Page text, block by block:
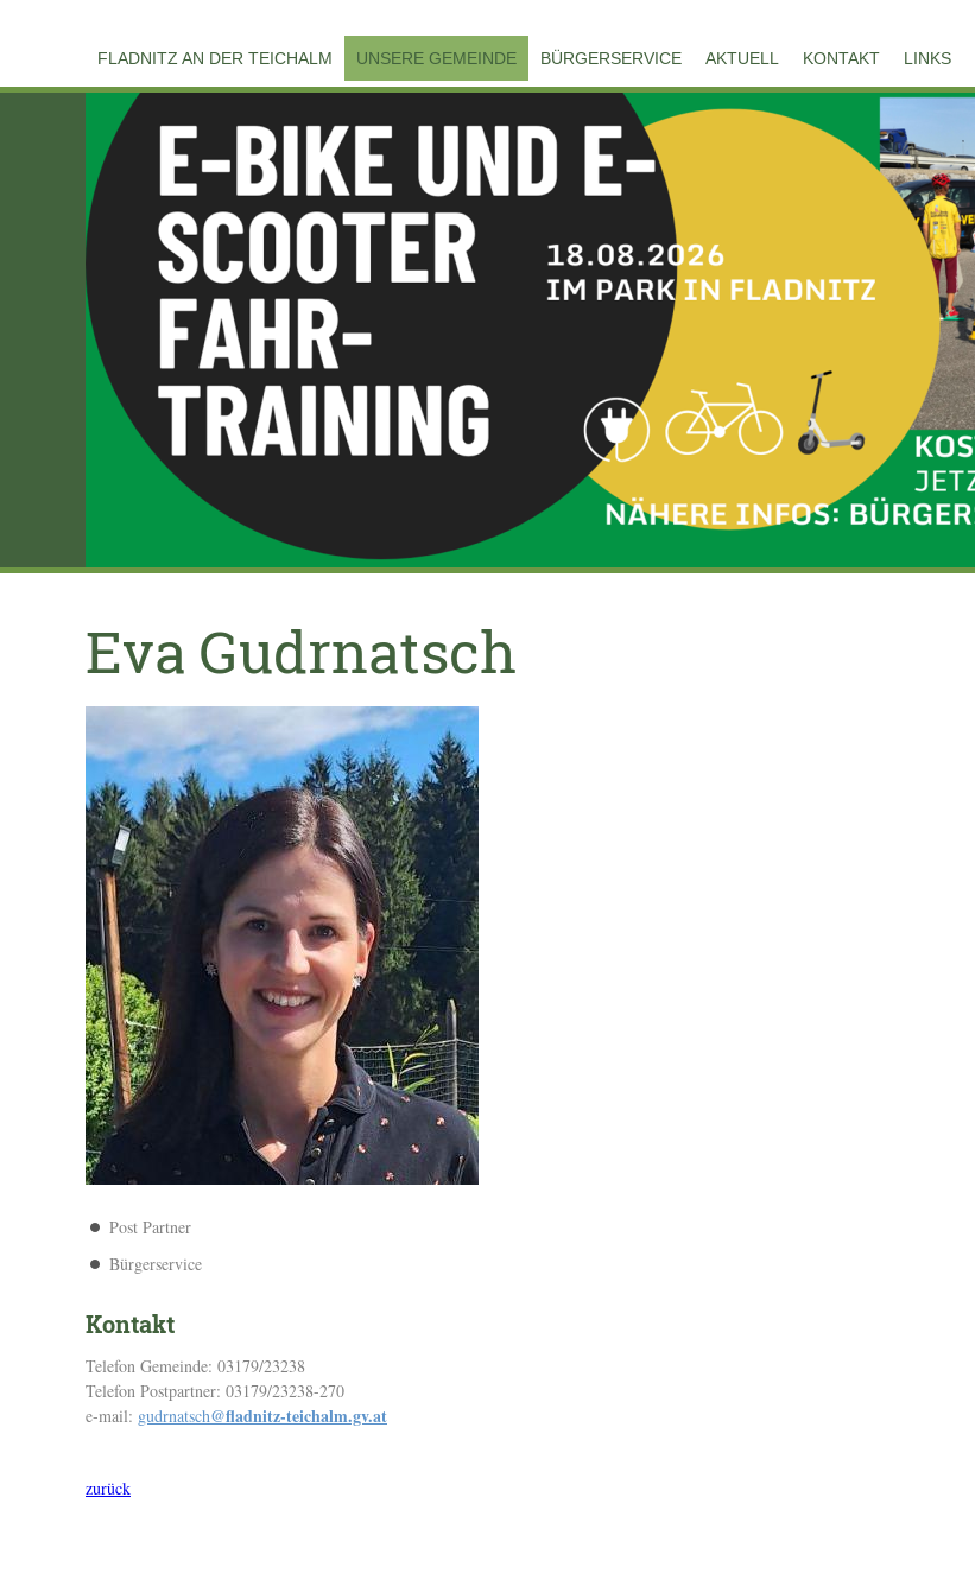
FLADNITZ AN DER TEICHALM UNSERE GEMEINDE BÜRGERSERVICE AKTUELL KONTAKT LINKS
Eva Gudrnatsch
Post Partner
Bürgerservice
Kontakt
Telefon Gemeinde: 03179/23238
Telefon Postpartner: 03179/23238-270
e-mail: gudrnatsch@fladnitz-teichalm.gv.at
zurück